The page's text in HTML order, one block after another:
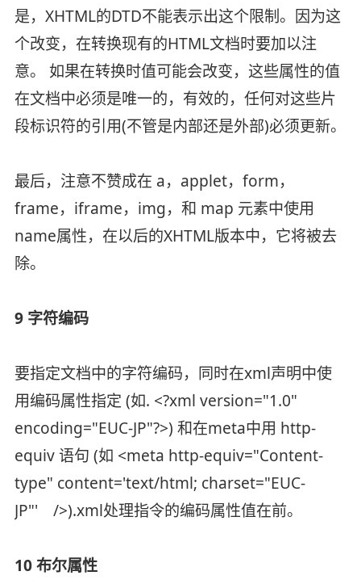
是，XHTML的DTD不能表示出这个限制。因为这
个改变，在转换现有的HTML文档时要加以注
意。 如果在转换时值可能会改变，这些属性的值
在文档中必须是唯一的，有效的，任何对这些片
段标识符的引用(不管是内部还是外部)必须更新。
最后，注意不赞成在 a，applet，form，
frame，iframe，img，和 map 元素中使用
name属性，在以后的XHTML版本中，它将被去
除。
9 字符编码
要指定文档中的字符编码，同时在xml声明中使
用编码属性指定 (如. <?xml version="1.0"
encoding="EUC-JP"?>) 和在meta中用 http-
equiv 语句 (如 <meta http-equiv="Content-
type" content='text/html; charset="EUC-
JP"' />).xml处理指令的编码属性值在前。
10 布尔属性